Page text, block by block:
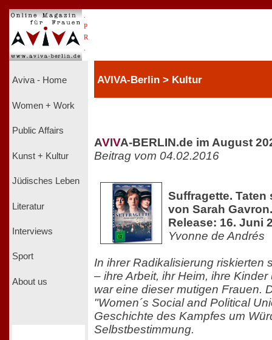
P
R
Aviva - Home
Women + Work
Public Affairs
Kunst + Kultur
Jüdisches Leben
Literatur
Interviews
Sport
About us
AVIVA-Berlin > Kultur
AVIVA-BERLIN.de im August
Beitrag vom 04.02.2016
Suffragette. Taten
von Sarah
Release: 16. Juni
Yvonne de Andrés
In ihrer Radikalisierung riskierten
– ihre Arbeit, ihr Heim, ihre
war eine dieser mutigen Frauen.
"Women´s Social and Political
Geschichte des Kampfes um
Selbstbestimmung.